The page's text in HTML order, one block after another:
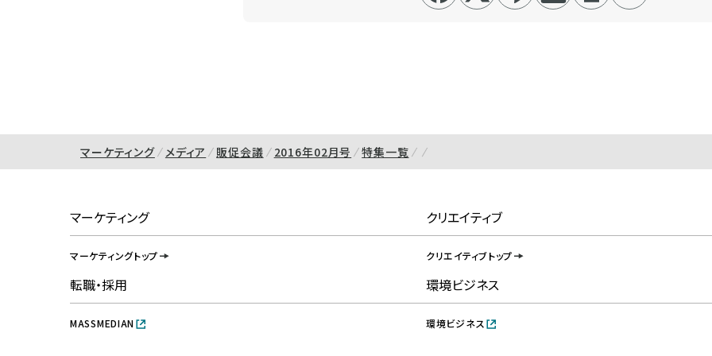
マーケティング メディア 販促会議 2016年02月号 特集一覧
マーケティング
マーケティングトップ
クリエイティブ
クリエイティブトップ
転職・採用
MASSMEDIAN
環境ビジネス
環境ビジネス